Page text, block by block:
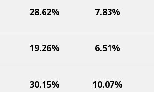
7.83%
28.62%
6.51%
19.26%
10.07%
30.15%